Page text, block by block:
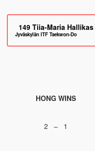
149 Tiia-Maria Hallikas
Jyväskylän ITF Taekwon-Do
HONG WINS
2 – 1